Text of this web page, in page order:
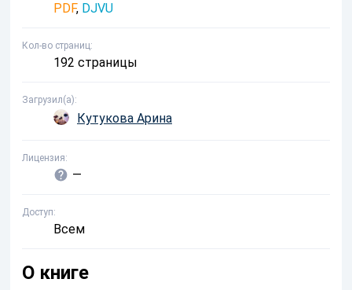
PDF, DJVU
Кол-во страниц
192 страницы
Загрузил(а)
Кутукова Арина
Лицензия
—
Доступ
Всем
О книге